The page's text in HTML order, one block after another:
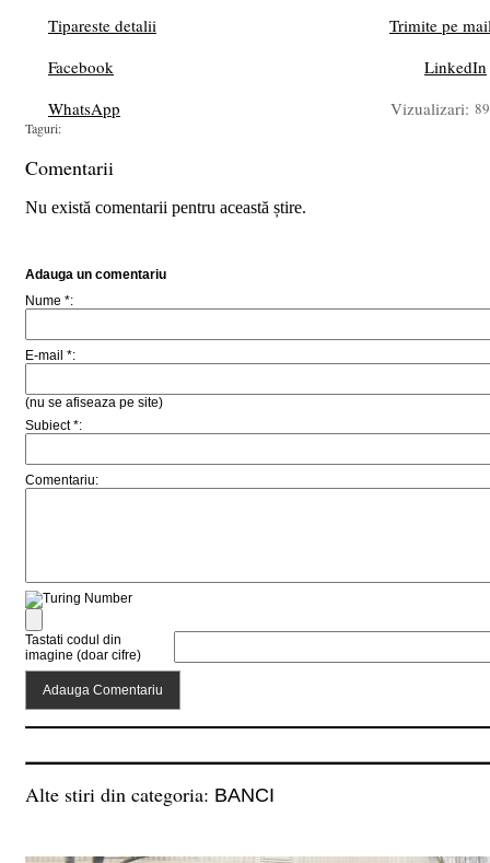
Tipareste detalii
Trimite pe
Facebook
LinkedIn
WhatsApp
Vizualizari:
Taguri:
Comentarii
Nu există comentarii pentru această știre.
Adauga un comentariu
Nume *:
E-mail *:
(nu se afiseaza pe site)
Subiect *:
Comentariu:
Tastati codul din
imagine (doar cifre)
Alte stiri din categoria: BANCI